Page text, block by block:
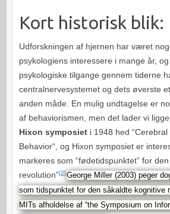
Kort historisk blik:
Udforskningen af hjernen har været
psykologiens interessere i mange år,
psykologiske tilgange gennem tiderne
centralnervesystemet og dets øverste
anden måde. En mulig undtagelse er
af behaviorismen, men det lader vi ligge
Hixon symposieti 1948 hed “Cerebral
Behavior“, og Hixon symposiet er
markeres som “fødetidspunktet” for den
revolution”[2]George Miller (2003) peger
som tidspunktet for den såkaldte kognitive
MITs afholdelse af “the Symposium on